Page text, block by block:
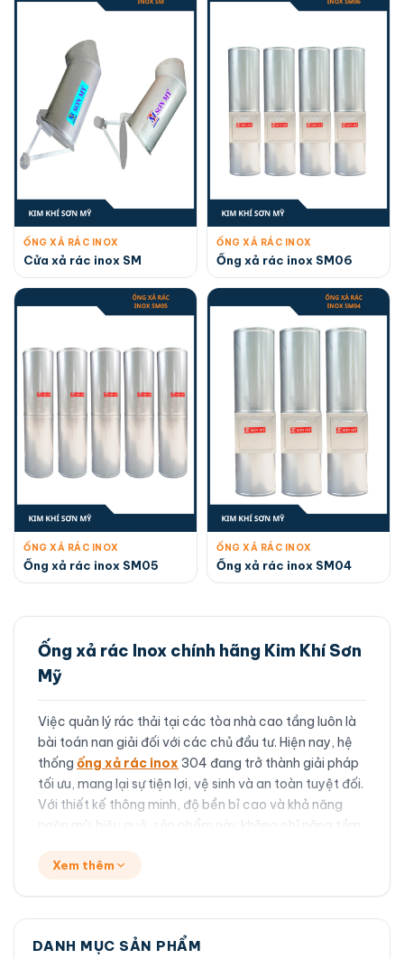
ỐNG XẢ RÁC INOX
Cửa xả rác inox SM
ỐNG XẢ RÁC INOX
Ống xả rác inox SM06
ỐNG XẢ RÁC INOX
Ống xả rác inox SM05
ỐNG XẢ RÁC INOX
Ống xả rác inox SM04
Ống xả rác Inox chính hãng Kim Khí Sơn
Mỹ
Việc quản lý rác thải tại các tòa nhà cao tầng luôn là
bài toán nan giải đối với các chủ đầu tư. Hiện nay, hệ
thống ống xả rác inox 304 đang trở thành giải pháp
tối ưu, mang lại sự tiện lợi, vệ sinh và an toàn tuyệt đối.
Với thiết kế thông minh, độ bền bỉ cao và khả năng
ngăn mùi hiệu quả, sản phẩm này không chỉ nâng tầm
Lợi ích khi dùng ống xả rác
inox 304
Xem thêm
DANH MỤC SẢN PHẨM